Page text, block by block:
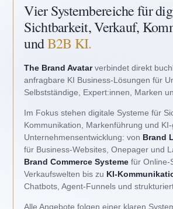
Vier Systembereiche für
Sichtbarkeit, Verkauf,
undB2B KI.
The Brand Avatarverbindet direkt
anfragbare KI Business-Lösungen für
Selbstständige, Expert:innen, Marken
Im Fokus stehen digitale Systeme für
Kommunikation, Markenführung und
Unternehmensentwicklung: von Brand
für Business-Websites, Onepager und
Brand Commerce Systeme für Online-
Verkaufswelten bis zu KI-
Chatbots, Agent-Funnels und
Alle Angebote folgen einer klaren